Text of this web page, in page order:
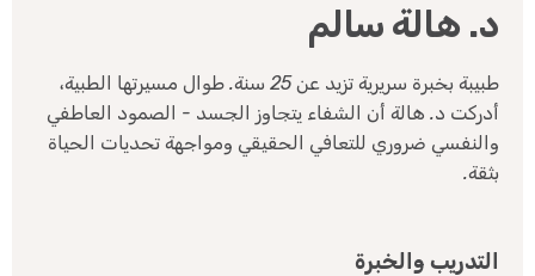
د. هالة سالم
طبيبة بخبرة سريرية تزيد عن 25 سنة. طوال مسيرتها الطبية،
أدركت د. هالة أن الشفاء يتجاوز الجسد - الصمود العاطفي
والنفسي ضروري للتعافي الحقيقي ومواجهة تحديات الحياة
بثقة.
التدريب والخبرة